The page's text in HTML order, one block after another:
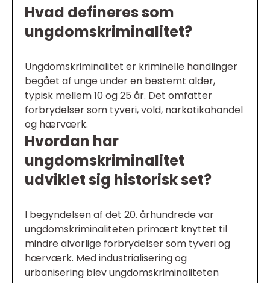
Hvad defineres som
ungdomskriminalitet?
Ungdomskriminalitet er kriminelle handlinger
begået af unge under en bestemt alder,
typisk mellem 10 og 25 år. Det omfatter
forbrydelser som tyveri, vold, narkotikahandel
og hærværk.
Hvordan har
ungdomskriminalitet
udviklet sig historisk set?
I begyndelsen af det 20. århundrede var
ungdomskriminaliteten primært knyttet til
mindre alvorlige forbrydelser som tyveri og
hærværk. Med industrialisering og
urbanisering blev ungdomskriminaliteten